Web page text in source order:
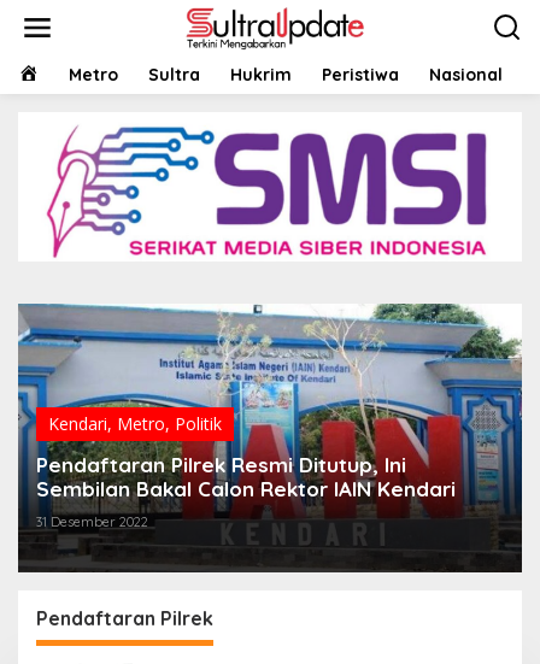
HOMEMetro Sultra Hukrim Peristiwa Nasional
Kendari, Metro, Politik
Pendaftaran Pilrek Resmi Ditutup, Ini
Sembilan Bakal Calon Rektor IAIN Kendari
31 Desember 2022
Pendaftaran Pilrek